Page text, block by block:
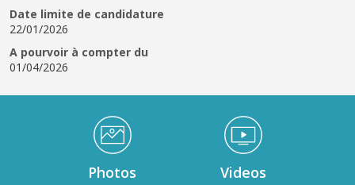
Date limite de candidature
22/01/2026
A pourvoir à compter du
01/04/2026
Médiathèque Footer
Photos Videos